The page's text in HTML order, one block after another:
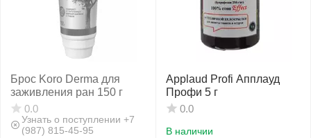
Брос Koro Derma для
заживления ран 150 г
0.0
Узнать о поступлении +7
(987) 815-45-95
Applaud Profi Апплауд
Профи 5 г
0.0
В наличии